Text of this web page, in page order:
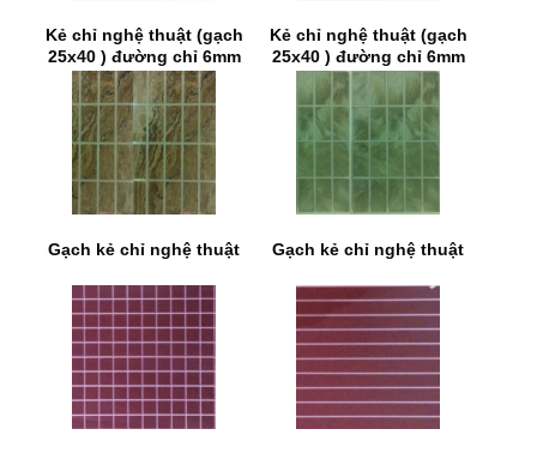
Kẻ chỉ nghệ thuật (gạch
25x40 ) đường chỉ 6mm
Kẻ chỉ nghệ thuật (gạch
25x40 ) đường chỉ 6mm
Gạch kẻ chỉ nghệ thuật Gạch kẻ chỉ nghệ thuật